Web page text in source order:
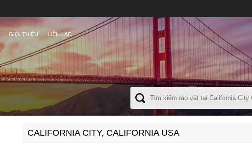
GIỚI THIỆU LIÊN LẠC
CALIFORNIA CITY, CALIFORNIA USA